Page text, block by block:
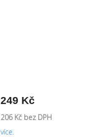
249 Kč
206 Kč bez DPH
více.